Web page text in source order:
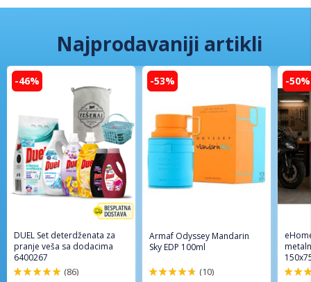
Najprodavaniji artikli
-46%
DUEL Set deterdženata za
pranje veša sa dodacima
6400267
(86)
-53%
Armaf Odyssey Mandarin
Sky EDP 100ml
(10)
-50%